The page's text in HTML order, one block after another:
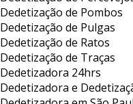
Dedetização de Pombos
Dedetização de Pulgas
Dedetização de Ratos
Dedetização de Traças
Dedetizadora 24hrs
Dedetizadora e